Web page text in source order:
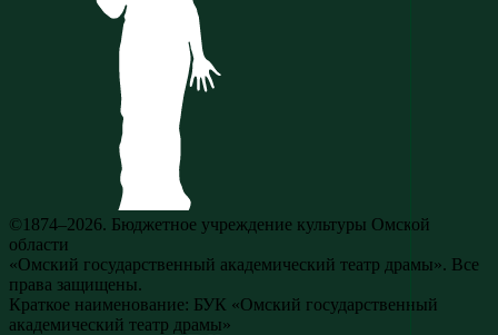
©1874–2026. Бюджетное учреждение культуры Омской
области
«Омский государственный академический театр драмы». Все
права защищены.
Краткое наименование: БУК «Омский государственный
академический театр драмы»